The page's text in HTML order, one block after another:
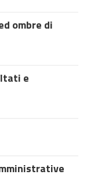
ombre di
e